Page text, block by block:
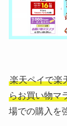
楽天ペイで楽
らお買い物マ
場での購入を